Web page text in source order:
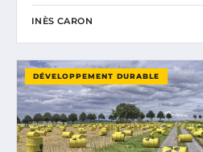
INÈS CARON
DÉVELOPPEMENT DURABLE